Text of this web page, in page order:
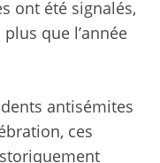
ont été signalés,
que l’année
antisémites
ces